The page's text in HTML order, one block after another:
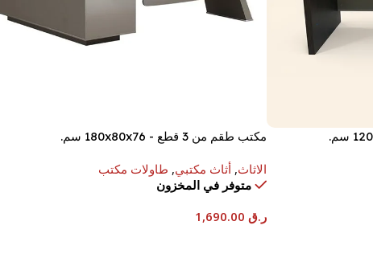
مكتب طقم من 3 قطع - 180x80x76 سم.
الاثاث, أثاث مكتبي, طاولات مكتب
متوفر في المخزون
ر.ق